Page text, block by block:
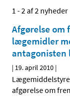
1 - 2 af 2 nyheder
Afgørelse om
lægemidler
antagonisten
| 19. april 2010 |
afgørelse om